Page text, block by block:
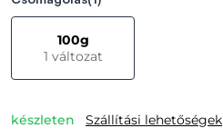
100g
1 változat
készleten Szállítási lehetőségek